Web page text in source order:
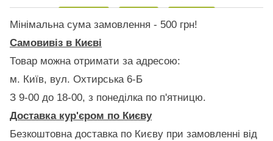
Мінімальна сума замовлення - 500 грн!
Самовивіз в Києві
Товар можна отримати за адресою:
м. Київ, вул. Охтирська 6-Б
З 9-00 до 18-00, з понеділка по п'ятницю.
Доставка кур'єром по Києву
Безкоштовна доставка по Києву при замовленні від